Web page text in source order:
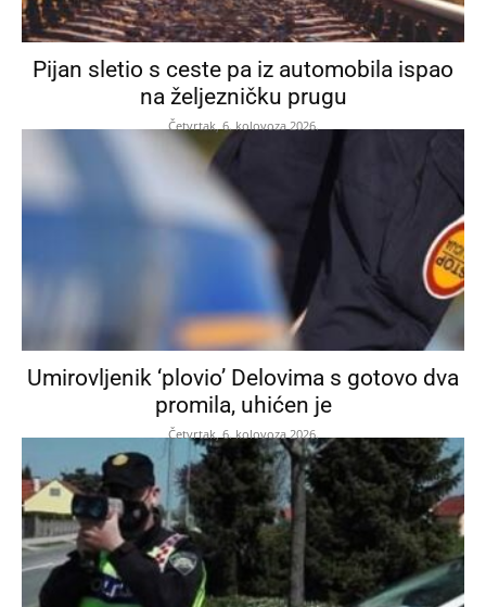
Pijan sletio s ceste pa iz automobila ispao
na željezničku prugu
Četvrtak, 6. kolovoza 2026.
Umirovljenik ‘plovio’ Delovima s gotovo dva
promila, uhićen je
Četvrtak, 6. kolovoza 2026.